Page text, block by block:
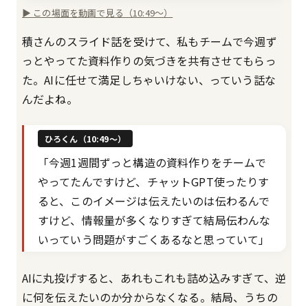
▶ この場面を動画で見る（10:49〜）
積さんのスライド話を受けて、私もチームで今週ず
っとやってた資料作りの気づきを共有させてもらっ
た。AIに任せて満足しちゃいけない、っていう話な
んだよね。
ひろくん（10:49〜）
「今週1週間ずっと構造の資料作りをチームで
やってたんですけど、チャットGPT使ったりす
ると、このイメージは伝えたいのは伝わるんで
すけど、情報量が多くなりすぎて結局伝わんな
いっていう問題がすごくあるなと思っていて」
AIに丸投げすると、あれもこれも詰め込みすぎて、逆
に何を伝えたいのか分からなくなる。結局、うちの